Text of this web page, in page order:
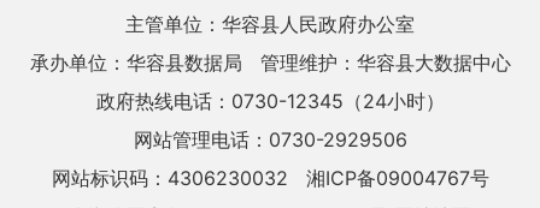
主管单位：华容县人民政府办公室
承办单位：华容县数据局
管理维护：华容县大数据中心
政府热线电话：0730-12345（24小时）
网站管理电话：0730-2929506
网站标识码：4306230032
湘ICP备09004767号